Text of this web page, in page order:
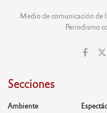
Medio de comunicación de
Periodismo
Secciones
Ambiente